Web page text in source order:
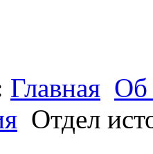
Главная Об
Отдел